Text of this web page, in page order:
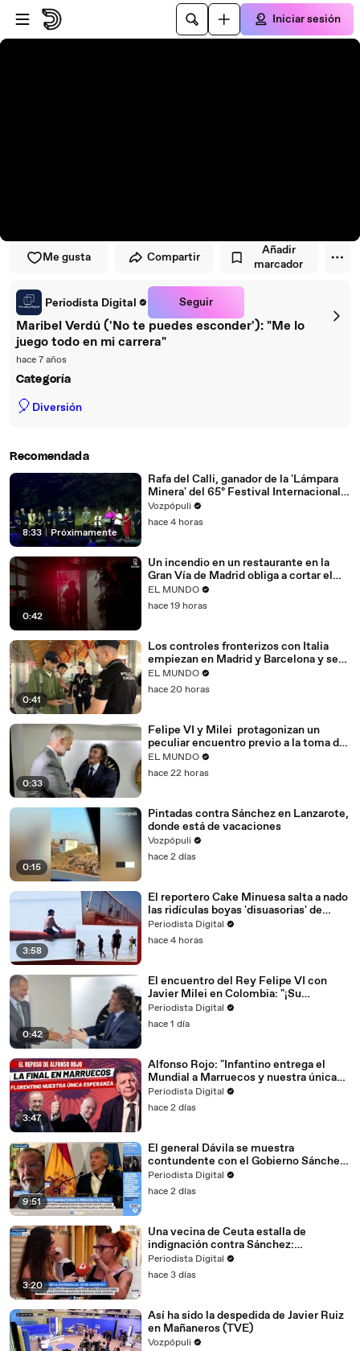
Saltar al reproductor
Saltar al contenido principal
Iniciar sesión
Me gusta Compartir
Añadir
marcador
Periodista Digital Seguir
Maribel Verdú ('No te puedes esconder'): "Me lo
juego todo en mi carrera"
hace 7 años
Categoría
🎈 Diversión
Recomendada
8:33 | Próximamente
Rafa del Calli, ganador de la 'Lámpara
Minera' del 65º Festival Internacional
del Cante de las Minas
Vozpópuli
hace 4 horas
0:42
Un incendio en un restaurante en la
Gran Vía de Madrid obliga a cortar el
tráfico
EL MUNDO
hace 19 horas
0:41
Los controles fronterizos con Italia
empiezan en Madrid y Barcelona y se
extenderán al resto de España
EL MUNDO
hace 20 horas
0:33
Felipe VI y Milei protagonizan un
peculiar encuentro previo a la toma de
posesión de De la Espriella
EL MUNDO
hace 22 horas
0:15
Pintadas contra Sánchez en Lanzarote,
donde está de vacaciones
Vozpópuli
hace 2 días
3:58
El reportero Cake Minuesa salta a nado
las ridículas boyas 'disuasorias' de
Sánchez y Marlaska en Ceuta: ya se
están desinflando
Periodista Digital
hace 4 horas
0:42
El encuentro del Rey Felipe VI con
Javier Milei en Colombia: "¡Su
Majestad, qué placer verlo!"
Periodista Digital
hace 1 día
3:47
Alfonso Rojo: "Infantino entrega el
Mundial a Marruecos y nuestra única
esperanza es Florentino"
Periodista Digital
hace 2 días
9:51
El general Dávila se muestra
contundente con el Gobierno Sánchez
tras la invasión de Ceuta: «Ha hecho
una operación avestruz»
Periodista Digital
hace 2 días
3:20
Una vecina de Ceuta estalla de
indignación contra Sánchez:
«Sinvergüenza, ha abandonado a su
país»
Periodista Digital
hace 3 días
Así ha sido la despedida de Javier Ruiz
en Mañaneros (TVE)
Vozpópuli